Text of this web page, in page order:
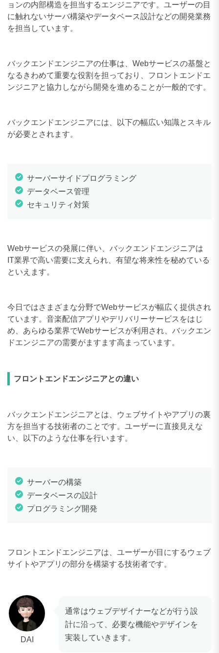
ョンの内部構造を担当するエンジニアです。ユーザーの目
に触れないサーバ構築やデータベース設計などの開発業務
を担当しています。
バックエンドエンジニアの仕事は、Webサービスの基盤と
なるきわめて重要な役割を担っており、フロントエンドエ
ンジニアと協力しながら開発を進めることが一般的です。
バックエンドエンジニアには、以下の幅広い知識とスキル
が必要とされます。
サーバーサイドプログラミング
データベース管理
セキュリティ対策
Webサービスの発展に伴い、バックエンドエンジニアは
IT業界で高い需要に支えられ、有望な将来性を秘めている
といえます。
今日ではさまざまな分野でWebサービスが幅広く提供され
ています。音楽配信アプリやデリバリーサービスをはじ
め、あらゆる業界でWebサービスが利用され、バックエン
ドエンジニアの需要がますます高まっています。
フロントエンドエンジニアとの違い
バックエンドエンジニアとは、ウェブサイトやアプリの裏
方を担当する技術者のことです。ユーザーに直接見えな
い、以下のような仕事を行います。
サーバーの構築
データベースの設計
プログラミング開発
フロントエンドエンジニアは、ユーザーが目にするウェブ
サイトやアプリの部分を構築する技術者です。
DAI
通常はウェブデザイナーなどが行う設
計に沿って、必要な機能やデザインを
実装していきます。